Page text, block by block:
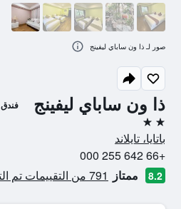
ذا ون ساباي ليفينج فندق
2 نجمتين
باتايا، تايلاند
+66 642 255 000
8.2 ممتاز 791 من التقييمات تم التحقق منها
صور لـ ذا ون ساباي ليفينج